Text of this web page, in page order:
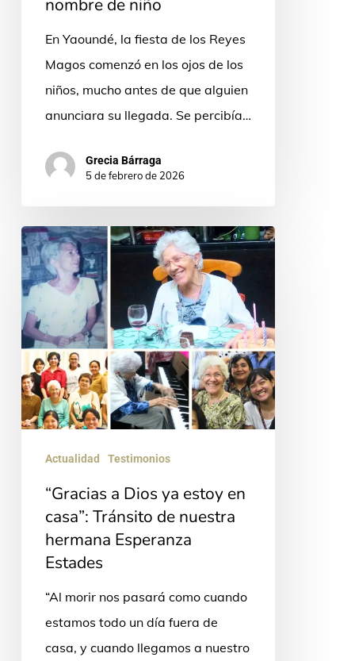
nombre de niño
En Yaoundé, la fiesta de los Reyes
Magos comenzó en los ojos de los
niños, mucho antes de que alguien
anunciara su llegada. Se percibía…
Grecia Bárraga
5 de febrero de 2026
“Gracias
a
Dios
ya
estoy
en
casa”:
Tránsito
nuestra
hermana
Esperanza
Estades
Actualidad Testimonios
“Gracias a Dios ya estoy en
casa”: Tránsito de nuestra
hermana Esperanza
Estades
“Al morir nos pasará como cuando
estamos todo un día fuera de
casa, y cuando llegamos a nuestro